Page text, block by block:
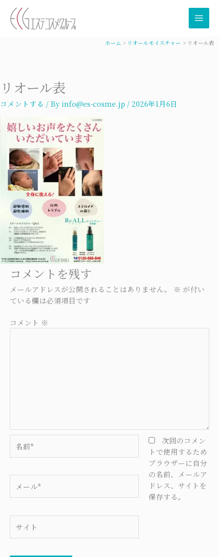
ホーム リオールモイスチャー リオール表
リオール表
コメントする / Byinfo@es-cosme.jp / 2026年1月6日
コメントを残す
メールアドレスが公開されることはありません。 ※ が付い
ている欄は必須項目です
コメント ※
前
ー
*
次回のコメン
トで使用するため
ブラウザーに自分
の名前、メールア
ドレス、サイトを
保存する。